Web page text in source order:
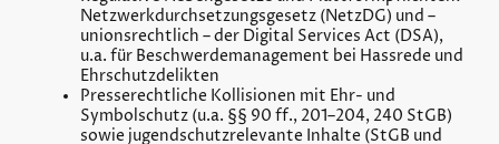
Netzwerkdurchsetzungsgesetz (NetzDG) und –
unionsrechtlich – der Digital Services Act (DSA),
u.a. für Beschwerdemanagement bei Hassrede und
Ehrschutzdelikten
Presserechtliche Kollisionen mit Ehr- und
Symbolschutz (u.a. §§ 90 ff., 201–204, 240 StGB)
sowie jugendschutzrelevante Inhalte (StGB und